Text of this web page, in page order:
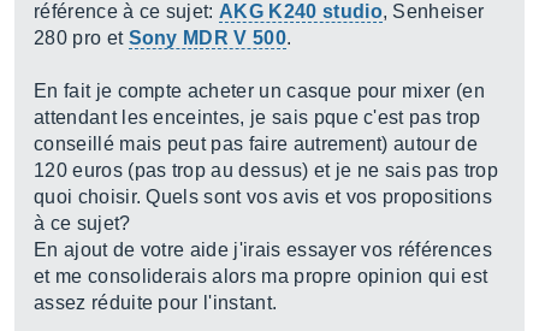
référence à ce sujet: AKG K240 studio, Senheiser
280 pro et Sony MDR V 500.
En fait je compte acheter un casque pour mixer (en
attendant les enceintes, je sais pque c'est pas trop
conseillé mais peut pas faire autrement) autour de
120 euros (pas trop au dessus) et je ne sais pas trop
quoi choisir. Quels sont vos avis et vos propositions
à ce sujet?
En ajout de votre aide j'irais essayer vos références
et me consoliderais alors ma propre opinion qui est
assez réduite pour l'instant.